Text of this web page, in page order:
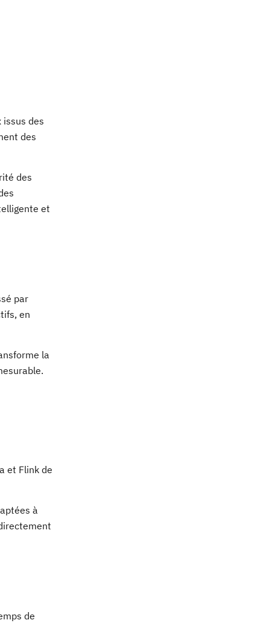
des
des
des
et
par
en
la
et Flink de
à
de